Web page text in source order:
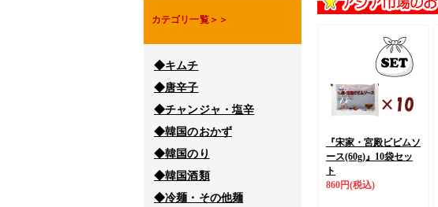
カテゴリ一覧＞＞
◆キムチ
◆唐辛子
◆チャンジャ・塩辛
◆韓国のおかず
◆韓国のり
◆韓国酒類
◆冷麺・その他麺
『宋家・宮殿ビビムソ
ース(60g)』 10袋セッ
ト
860円(税込)